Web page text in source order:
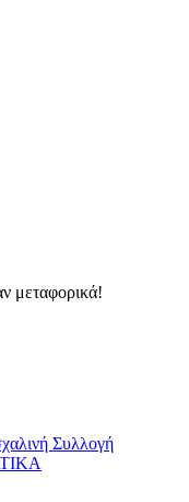
μεταφορικά!
Συλλογή